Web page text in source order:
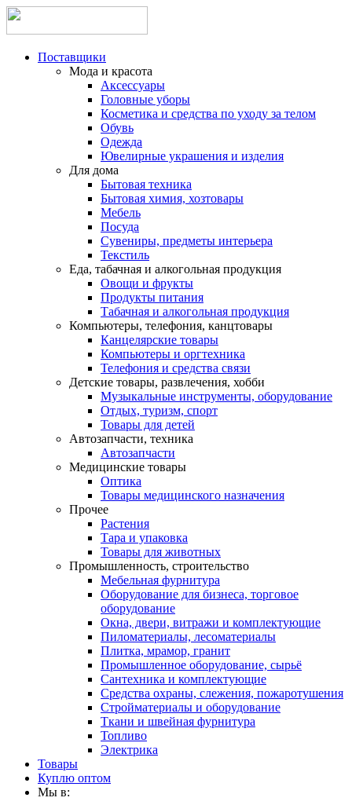
Поставщики
Мода и красота
Аксессуары
Головные уборы
Косметика и средства по уходу за телом
Обувь
Одежда
Ювелирные украшения и изделия
Для дома
Бытовая техника
Бытовая химия, хозтовары
Мебель
Посуда
Сувениры, предметы интерьера
Текстиль
Еда, табачная и алкогольная продукция
Овощи и фрукты
Продукты питания
Табачная и алкогольная продукция
Компьютеры, телефония, канцтовары
Канцелярские товары
Компьютеры и оргтехника
Телефония и средства связи
Детские товары, развлечения, хобби
Музыкальные инструменты, оборудование
Отдых, туризм, спорт
Товары для детей
Автозапчасти, техника
Автозапчасти
Медицинские товары
Оптика
Товары медицинского назначения
Прочее
Растения
Тара и упаковка
Товары для животных
Промышленность, строительство
Мебельная фурнитура
Оборудование для бизнеса, торговое
оборудование
Окна, двери, витражи и комплектующие
Пиломатериалы, лесоматериалы
Плитка, мрамор, гранит
Промышленное оборудование, сырьё
Сантехника и комплектующие
Средства охраны, слежения, пожаротушения
Стройматериалы и оборудование
Ткани и швейная фурнитура
Топливо
Электрика
Товары
Куплю оптом
Мы в: